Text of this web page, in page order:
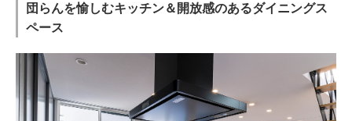
団らんを愉しむキッチン＆開放感のあるダイニングス
ペース